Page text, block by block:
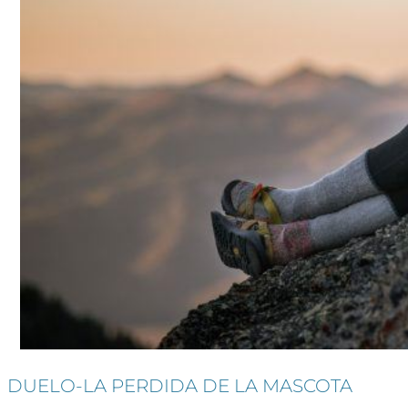
DUELO-LA PERDIDA DE LA MASCOTA